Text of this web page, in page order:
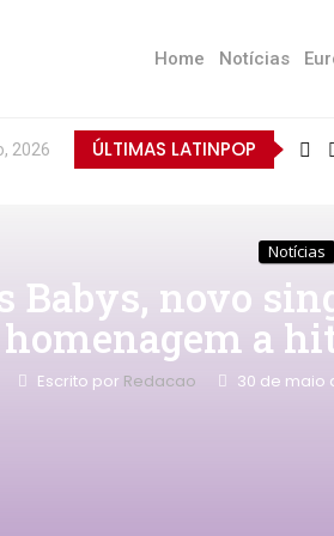
Home Notícias
2026 ÚLTIMAS LATINPOP
Notícias
Babys, novo
homenagem a
Escrito por Redacao 30 de maio